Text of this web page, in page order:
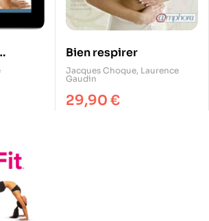
Bien respirer
Jacques Choque, Laurence
Gaudin
29,90 €